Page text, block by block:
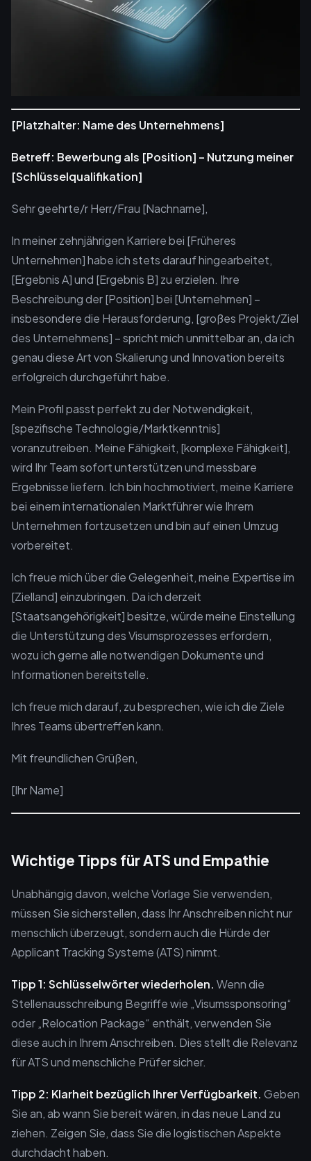
[Platzhalter: Name des Unternehmens]
Betreff: Bewerbung als [Position] – Nutzung meiner
[Schlüsselqualifikation]
Sehr geehrte/r Herr/Frau [Nachname],
In meiner zehnjährigen Karriere bei [Früheres
Unternehmen] habe ich stets darauf hingearbeitet,
[Ergebnis A] und [Ergebnis B] zu erzielen. Ihre
Beschreibung der [Position] bei [Unternehmen] –
insbesondere die Herausforderung, [großes Projekt/Ziel
des Unternehmens] – spricht mich unmittelbar an, da ich
genau diese Art von Skalierung und Innovation bereits
erfolgreich durchgeführt habe.
Mein Profil passt perfekt zu der Notwendigkeit,
[spezifische Technologie/Marktkenntnis]
voranzutreiben. Meine Fähigkeit, [komplexe Fähigkeit],
wird Ihr Team sofort unterstützen und messbare
Ergebnisse liefern. Ich bin hochmotiviert, meine Karriere
bei einem internationalen Marktführer wie Ihrem
Unternehmen fortzusetzen und bin auf einen Umzug
vorbereitet.
Ich freue mich über die Gelegenheit, meine Expertise im
[Zielland] einzubringen. Da ich derzeit
[Staatsangehörigkeit] besitze, würde meine Einstellung
die Unterstützung des Visumsprozesses erfordern,
wozu ich gerne alle notwendigen Dokumente und
Informationen bereitstelle.
Ich freue mich darauf, zu besprechen, wie ich die Ziele
Ihres Teams übertreffen kann.
Mit freundlichen Grüßen,
[Ihr Name]
Wichtige Tipps für ATS und Empathie
Unabhängig davon, welche Vorlage Sie verwenden,
müssen Sie sicherstellen, dass Ihr Anschreiben nicht nur
menschlich überzeugt, sondern auch die Hürde der
Applicant Tracking Systeme (ATS) nimmt.
Tipp 1: Schlüsselwörter wiederholen. Wenn die
Stellenausschreibung Begriffe wie „Visumssponsoring“
oder „Relocation Package“ enthält, verwenden Sie
diese auch in Ihrem Anschreiben. Dies stellt die Relevanz
für ATS und menschliche Prüfer sicher.
Tipp 2: Klarheit bezüglich Ihrer Verfügbarkeit. Geben
Sie an, ab wann Sie bereit wären, in das neue Land zu
ziehen. Zeigen Sie, dass Sie die logistischen Aspekte
durchdacht haben.